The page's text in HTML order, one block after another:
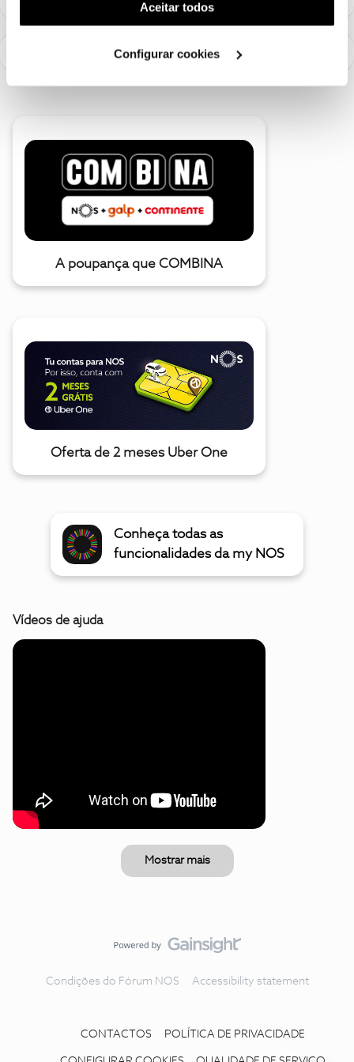
(cookies de publicidade personalizada). Pode gerir a
utilização dos cookies clicando em "Configurar
Aceitar todos
Configurar cookies
A poupança que COMBINA
Oferta de 2 meses Uber One
Conheça todas as
funcionalidades da my NOS
Vídeos de ajuda
Mostrar mais
Condições do Fórum NOS Accessibility statement
CONTACTOS POLÍTICA DE PRIVACIDADE